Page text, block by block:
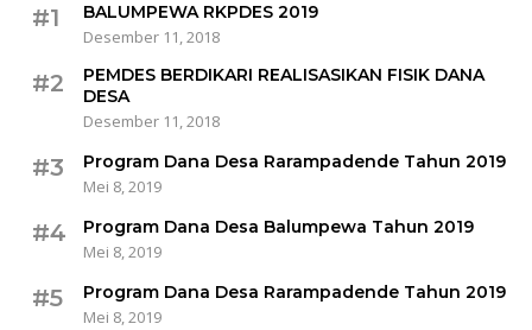
#1
BALUMPEWA RKPDES 2019
Desember 11, 2018
#2
PEMDES BERDIKARI REALISASIKAN FISIK DANA
DESA
Desember 11, 2018
#3
Program Dana Desa Rarampadende Tahun 2019
Mei 8, 2019
#4
Program Dana Desa Balumpewa Tahun 2019
Mei 8, 2019
#5
Program Dana Desa Rarampadende Tahun 2019
Mei 8, 2019